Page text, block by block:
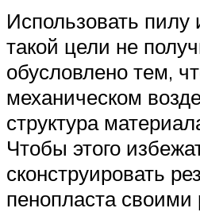
Использовать
такой цели не
обусловлено тем,
механическом
структура
Чтобы этого
сконструировать
пенопласта своими